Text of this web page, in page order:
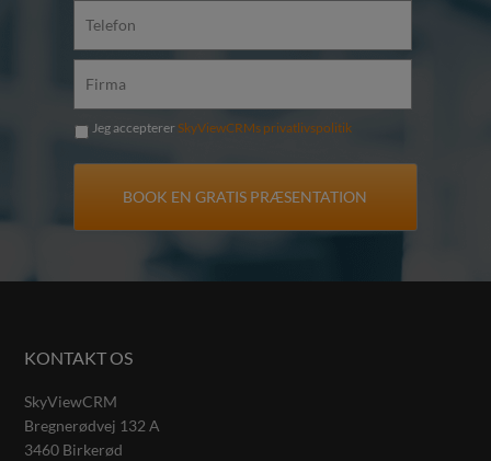
Jeg accepterer SkyViewCRMs privatlivspolitik
KONTAKT OS
SkyViewCRM
Bregnerødvej 132 A
3460 Birkerød